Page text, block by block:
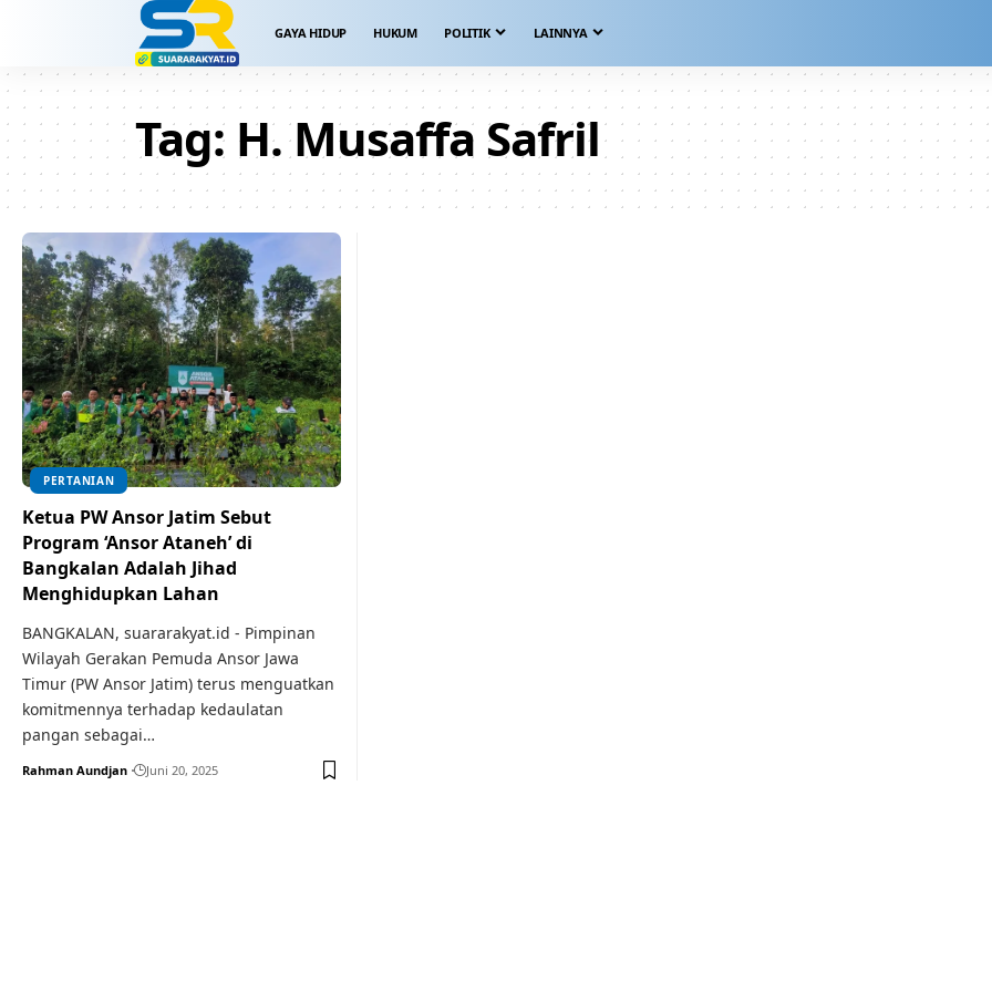
GAYA HIDUP HUKUM POLITIK LAINNYA
Tag: H. Musaffa Safril
PERTANIAN
Ketua PW Ansor Jatim Sebut
Program ‘Ansor Ataneh’ di
Bangkalan Adalah Jihad
Menghidupkan Lahan
BANGKALAN, suararakyat.id - Pimpinan
Wilayah Gerakan Pemuda Ansor Jawa
Timur (PW Ansor Jatim) terus menguatkan
komitmennya terhadap kedaulatan
pangan sebagai…
Rahman Aundjan Juni 20, 2025